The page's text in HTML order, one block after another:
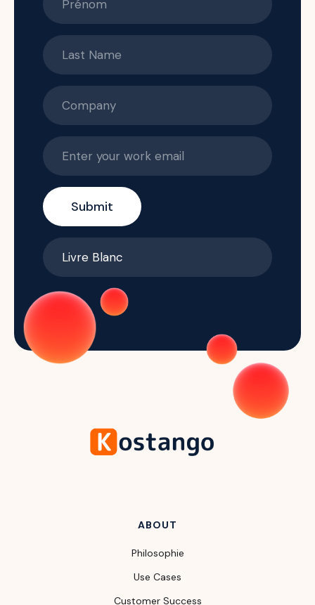
ABOUT
Philosophie
Use Cases
Customer Success